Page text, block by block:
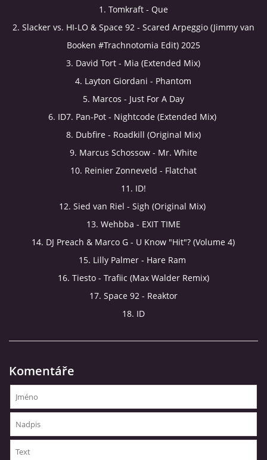
booking@jimmyvanbooken.com
jimmyvanbooken@gmail.com
© 2026 eStránky.cz |Aktualizováno: 5. 8. 2026
1. Tomkraft - Que
2. Slacker vs. HI-LO & Space 92 - Scared Arpeggio (Jimmy van
Booken #Trachnotomia Edit) 2025
3. David Tort - Mia (Extended Mix)
4. Layton Giordani - Phantom
5. Marcos - Just For A Day
6. ID7. Pan-Pot - Nightcode (Extended Mix)
8. Dubfire - Roadkill (Original Mix)
9. Marcus Schossow - Mr. White
10. Reinier Zonneveld - Flatchat
11. ID!
12. Sied van Riel - Sigh (Original Mix)
13. Wehbba - EXIT TIME
14. DJ Preach & Marco G - U Know "Hit"? (Volume 4)
15. Lilly Palmer - Hare Ram
16. Tiesto - Trafiic (Max Walder Remix)
17. Space 92 - Reaktor
18. ID
Komentáře